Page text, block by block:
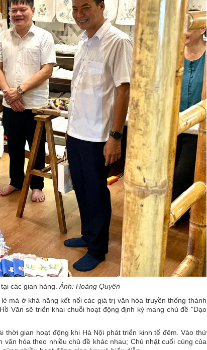
các gian hàng. Ảnh: Hoàng Quyên
mà ở khả năng kết nối các giá trị văn hóa truyền thống thành
Văn sẽ triển khai chuỗi hoạt động định kỳ mang chủ đề "Dạo
gian hoạt động khi Hà Nội phát triển kinh tế đêm. Vào thứ
hóa theo nhiều chủ đề khác nhau; Chủ nhật cuối cùng của